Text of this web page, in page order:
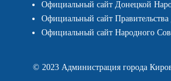
Официальный сайт Донецкой
Официальный сайт
Официальный сайт Народного
© 2023 Администрация города